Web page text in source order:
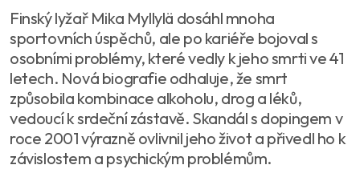
Finský lyžař Mika Myllylä dosáhl mnoha
sportovních úspěchů, ale po kariéře bojoval s
osobními problémy, které vedly k jeho smrti ve 41
letech. Nová biografie odhaluje, že smrt
způsobila kombinace alkoholu, drog a léků,
vedoucí k srdeční zástavě. Skandál s dopingem v
roce 2001 výrazně ovlivnil jeho život a přivedl ho k
závislostem a psychickým problémům.